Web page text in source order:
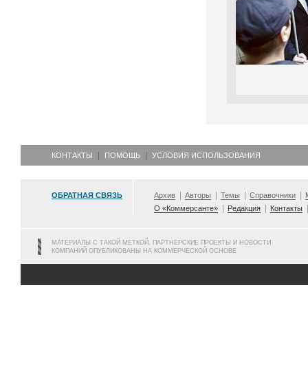
КОНТАКТЫ ПОМОЩЬ УСЛОВИЯ ИСПОЛЬЗОВАНИЯ
ОБРАТНАЯ СВЯЗЬ Архив Авторы Темы Справочники
О «Коммерсанте»
Редакция Контакты
МАТЕРИАЛЫ С ТАКОЙ МЕТКОЙ, ПАРТНЕРСКИЕ ПРОЕКТЫ И НОВОСТИ
КОМПАНИЙ ОПУБЛИКОВАНЫ НА КОММЕРЧЕСКОЙ ОСНОВЕ